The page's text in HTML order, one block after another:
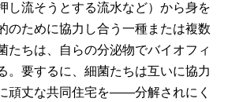
し流そうとする流水など）から身を
のために協力し合う一種または複数
たちは、自らの分泌物でバイオフィ
。要するに、細菌たちは互いに協力
頑丈な共同住宅を――分解されにく